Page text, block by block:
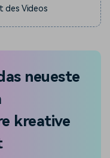
des Videos
neueste
kreative